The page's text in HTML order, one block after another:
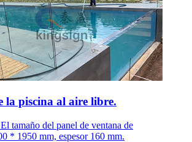
la piscina al aire libre.
tamaño del panel de ventana de
* 1950 mm, espesor 160 mm.